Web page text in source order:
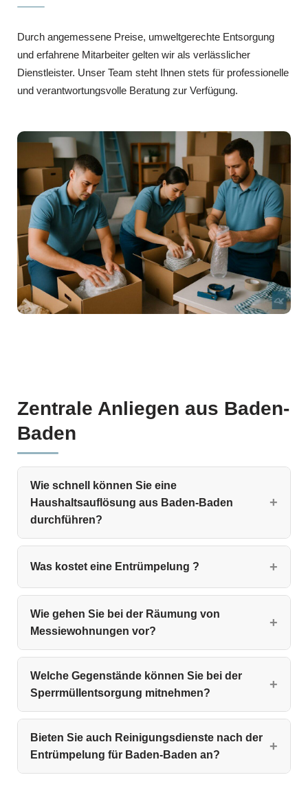
Durch angemessene Preise, umweltgerechte Entsorgung
und erfahrene Mitarbeiter gelten wir als verlässlicher
Dienstleister. Unser Team steht Ihnen stets für professionelle
und verantwortungsvolle Beratung zur Verfügung.
Zentrale Anliegen aus Baden-
Baden
Wie schnell können Sie eine
Haushaltsauflösung aus Baden-Baden
durchführen?
Was kostet eine Entrümpelung ?
Wie gehen Sie bei der Räumung von
Messiewohnungen vor?
Welche Gegenstände können Sie bei der
Sperrmüllentsorgung mitnehmen?
Bieten Sie auch Reinigungsdienste nach der
Entrümpelung für Baden-Baden an?